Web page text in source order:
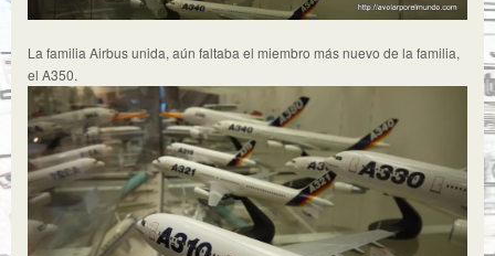
La familia Airbus unida, aún faltaba el miembro más nuevo de la familia,
el A350.